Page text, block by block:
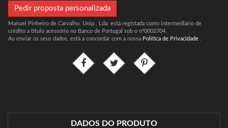
Pedir proposta personalizada
Manuel Pinheiro de Carvalho, Unip., Lda. está registada como intermediário de
crédito a título acessório no Banco de Portugal sob o nº0002704.
Ao enviar os seus dados, está a concordar com a nossa Política de Privacidade
DADOS DO PRODUTO